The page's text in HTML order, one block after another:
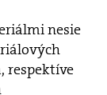
nesie
respektíve